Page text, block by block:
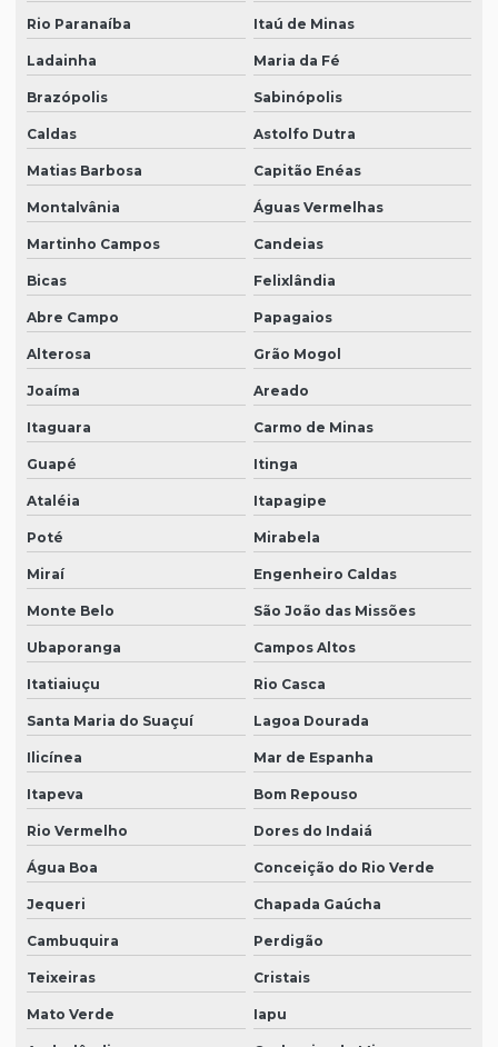
Rio Paranaíba Itaú de Minas
Ladainha Maria da Fé
Brazópolis Sabinópolis
Caldas Astolfo Dutra
Matias Barbosa Capitão Enéas
Montalvânia Águas Vermelhas
Martinho Campos Candeias
Bicas Felixlândia
Abre Campo Papagaios
Alterosa Grão Mogol
Joaíma Areado
Itaguara Carmo de Minas
Guapé Itinga
Ataléia Itapagipe
Poté Mirabela
Miraí Engenheiro Caldas
Monte Belo São João das Missões
Ubaporanga Campos Altos
Itatiaiuçu Rio Casca
Santa Maria do Suaçuí Lagoa Dourada
Ilicínea Mar de Espanha
Itapeva Bom Repouso
Rio Vermelho Dores do Indaiá
Água Boa Conceição do Rio Verde
Jequeri Chapada Gaúcha
Cambuquira Perdigão
Teixeiras Cristais
Mato Verde Iapu